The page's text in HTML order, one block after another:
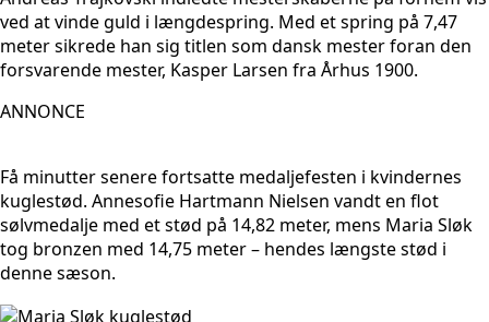
ved at vinde guld i længdespring. Med et spring på 7,47
meter sikrede han sig titlen som dansk mester foran den
forsvarende mester, Kasper Larsen fra Århus 1900.
ANNONCE
Få minutter senere fortsatte medaljefesten i kvindernes
kuglestød. Annesofie Hartmann Nielsen vandt en flot
sølvmedalje med et stød på 14,82 meter, mens Maria Sløk
tog bronzen med 14,75 meter – hendes længste stød i
denne sæson.